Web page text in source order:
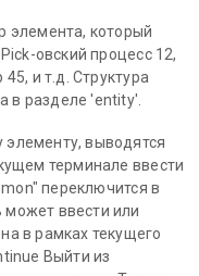
элемента, который
овский процесс 12,
и т.д. Структура
в разделе 'entity'.
выводятся
терминале ввести
переключится в
ввести или
в рамках текущего
Выйти из